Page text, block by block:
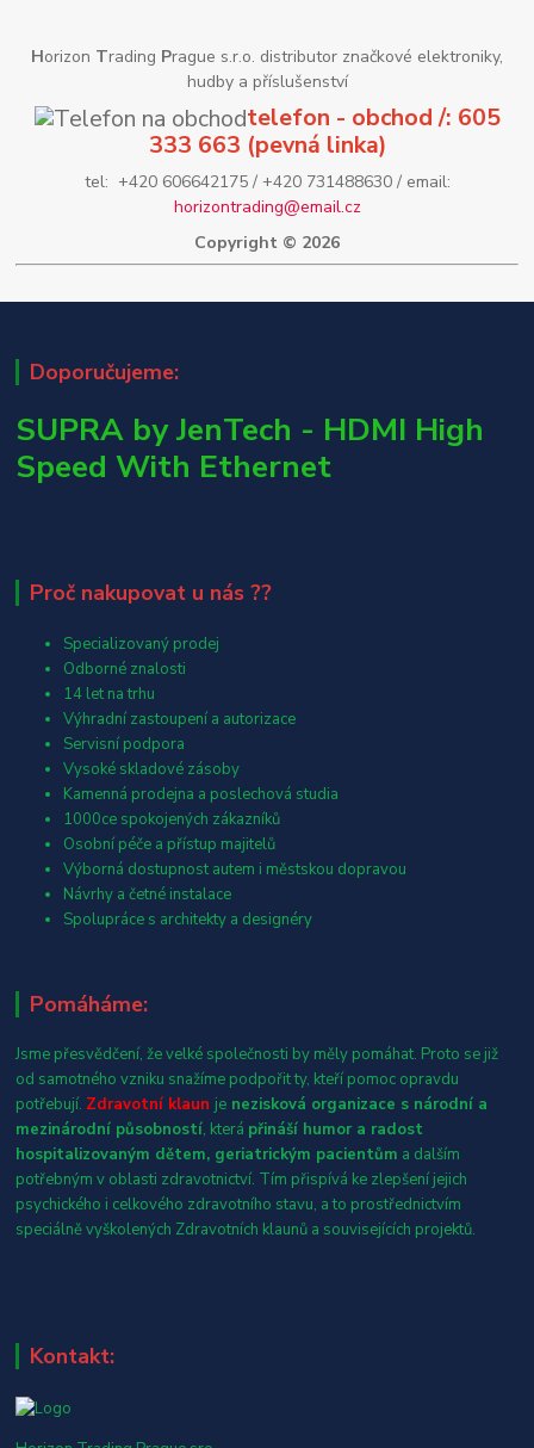
Horizon Trading Prague s.r.o. distributor značkové elektroniky,
hudby a příslušenství
telefon - obchod /: 605
333 663 (pevná linka)
tel: +420 606642175 / +420 731488630 / email:
horizontrading@email.cz
Copyright © 2026
Doporučujeme:
SUPRA by JenTech - HDMI High
Speed With Ethernet
Proč nakupovat u nás ??
Specializovaný prodej
Odborné znalosti
14 let na trhu
Výhradní zastoupení a autorizace
Servisní podpora
Vysoké skladové zásoby
Kamenná prodejna a poslechová studia
1000ce spokojených zákazníků
Osobní péče a přístup majitelů
Výborná dostupnost autem i městskou dopravou
Návrhy a četné instalace
Spolupráce s architekty a designéry
Pomáháme:
Jsme přesvědčení, že velké společnosti by měly pomáhat. Proto se již
od samotného vzniku snažíme podpořit ty, kteří pomoc opravdu
potřebují. Zdravotní klaun je nezisková organizace s národní a
mezinárodní působností, která přináší humor a radost
hospitalizovaným dětem, geriatrickým pacientům a dalším
potřebným v oblasti zdravotnictví. Tím přispívá ke zlepšení jejich
psychického i celkového zdravotního stavu, a to prostřednictvím
speciálně vyškolených Zdravotních klaunů a souvisejících projektů.
Kontakt: